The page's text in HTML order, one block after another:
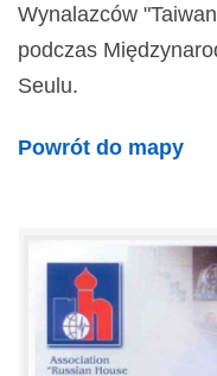
Wynalazców
podczas
Seulu.
Powrót do mapy